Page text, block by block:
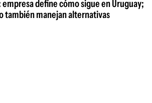
empresa define cómo sigue en Uruguay;
también manejan alternativas